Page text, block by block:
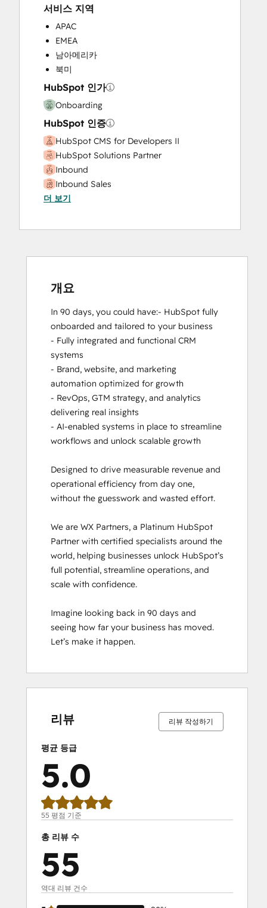
Website Development
Website Migration
서비스 지역
APAC
EMEA
남아메리카
북미
HubSpot 인가
Onboarding
HubSpot 인증
HubSpot CMS for Developers II
HubSpot Solutions Partner
Inbound
Inbound Sales
SEO II
더 보기
개요
In 90 days, you could have:- HubSpot fully
onboarded and tailored to your business
- Fully integrated and functional CRM
systems
- Brand, website, and marketing
automation optimized for growth
- RevOps, GTM strategy, and analytics
delivering real insights
- AI-enabled systems in place to streamline
workflows and unlock scalable growth
Designed to drive measurable revenue and
operational efficiency from day one,
without the guesswork and wasted effort.
We are WX Partners, a Platinum HubSpot
Partner with certified specialists around the
world, helping businesses unlock HubSpot’s
full potential, streamline operations, and
scale with confidence.
Imagine looking back in 90 days and
seeing how far your business has moved.
Let’s make it happen.
리뷰 리뷰 작성하기
평균 등급
5.0
55 평점 기준
총 리뷰 수
55
역대 리뷰 건수
료
료
료
료
료